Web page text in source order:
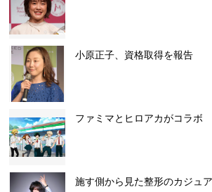
小原正子、資格取得を報告
ファミマとヒロアカがコラボ
施す側から見た整形のカジュ